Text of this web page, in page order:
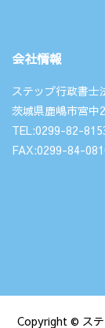
会社情報
ステップ行政書士
茨城県鹿嶋市宮
TEL:0299-82-
FAX:0299-84-
Copyright © ステ